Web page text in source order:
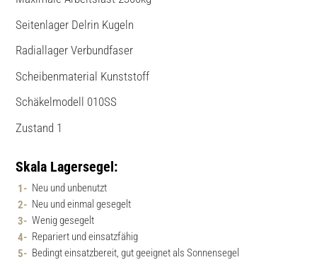
Seitenlager Delrin Kugeln
Radiallager Verbundfaser
Scheibenmaterial Kunststoff
Schäkelmodell 010SS
Zustand 1
Skala Lagersegel:
Neu und unbenutzt
Neu und einmal gesegelt
Wenig gesegelt
Repariert und einsatzfähig
Bedingt einsatzbereit, gut geeignet als Sonnensegel